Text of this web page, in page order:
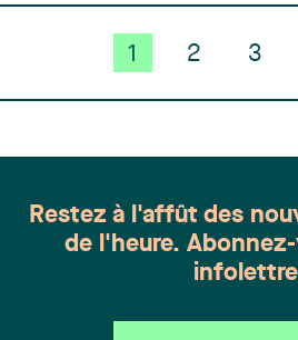
1 2 3
Restez à l'affût des
de l'heure.